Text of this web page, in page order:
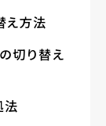
え方法
切り替え
法